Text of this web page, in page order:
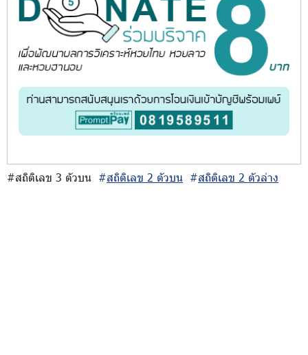
#สถิติเลข 3 ตัวบน #สถิติเลข 2 ตัวบน #สถิติเลข 2 ตัวล่าง